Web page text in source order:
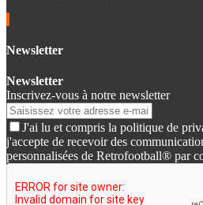
Newsletter
Newsletter
Inscrivez-vous à notre newsletter
J'ai lu et compris la politique de
j'accepte de recevoir des
personnalisées de Retrofootball® par